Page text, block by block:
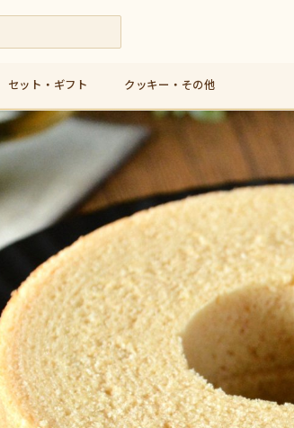
セット・ギフト クッキー・その他
九州産米粉使用の人気バウ